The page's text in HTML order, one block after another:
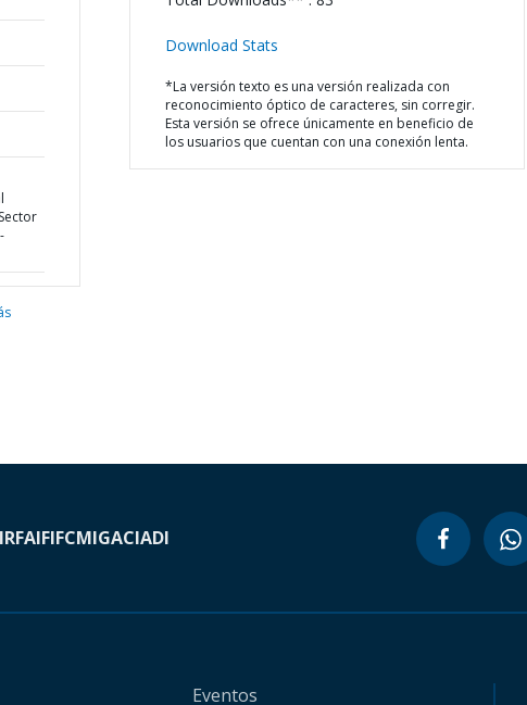
Download Stats
*La versión texto es una versión realizada con
reconocimiento óptico de caracteres, sin corregir.
Esta versión se ofrece únicamente en beneficio de
los usuarios que cuentan con una conexión lenta.
AIFIFCMIGACIADI
Eventos